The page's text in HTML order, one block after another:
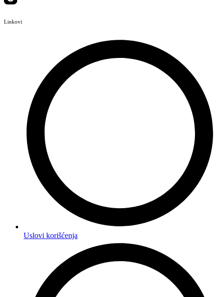
Linkovi
Uslovi korišćenja